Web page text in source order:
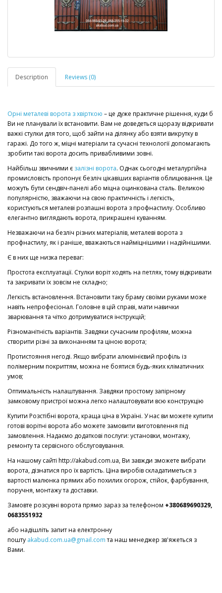
Description Reviews (0)
Орні металеві ворота з хвірткою – це дуже практичне рішення, куди б
Ви не планували їх встановити. Вам не доведеться щоразу відкривати
важкі стулки для того, щоб зайти на ділянку або взяти викрутку в
гаражі. До того ж, міцні матеріали та сучасні технології допомагають
зробити такі ворота досить привабливими зовні.
Найбільш звичними є залізні ворота. Однак сьогодні металургійна
промисловість пропонує безліч цікавіших варіантів облицювання. Це
можуть бути сендвіч-панелі або міцна оцинкована сталь. Великою
популярністю, зважаючи на свою практичність і легкість,
користуються металеві розпашні ворота з профнастилу. Особливо
елегантно виглядають ворота, прикрашені куванням.
Незважаючи на безліч різних матеріалів, металеві ворота з
профнастилу, як і раніше, вважаються найміцнішими і надійнішими.
Є в них ще низка переваг:
Простота експлуатації. Стулки воріт ходять на петлях, тому відкривати
та закривати їх зовсім не складно;
Легкість встановлення. Встановити таку браму своїми руками може
навіть непрофесіонал. Головне в цій справі, мати навички
зварювання та чітко дотримуватися інструкцій;
Різноманітність варіантів. Завдяки сучасним профілям, можна
створити різні за виконанням та ціною ворота;
Протистояння негоді. Якщо вибрати алюмінієвий профіль із
полімерним покриттям, можна не боятися будь-яких кліматичних
умов;
Оптимальність налаштування. Завдяки простому запірному
замковому пристрої можна легко налаштовувати всю конструкцію
Купити Розстібні ворота, краща ціна в Україні. У нас ви можете купити
готові ворітні ворота або можете замовити виготовлення під
замовлення. Надаємо додаткові послуги: установки, монтажу,
ремонту та сервісного обслуговування.
На нашому сайті http://akabud.com.ua, Ви завжди зможете вибрати
ворота, дізнатися про їх вартість. Ціна виробів складатиметься з
вартості малюнка прямих або похилих огорож, стійок, фарбування,
поручня, монтажу та доставки.
Замовте розсувні ворота прямо зараз за телефоном +380689690329,
0683551932
або надішліть запит на електронну
пошту akabud.com.ua@gmail.comта наш менеджер зв'яжеться з
Вами.